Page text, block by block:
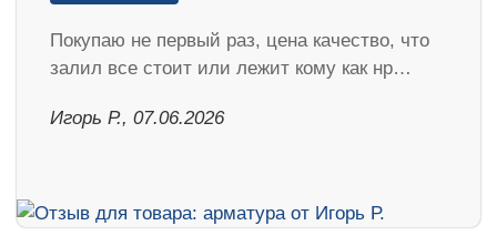
Покупаю не первый раз, цена качество, что
залил все стоит или лежит кому как нр…
Игорь Р., 07.06.2026